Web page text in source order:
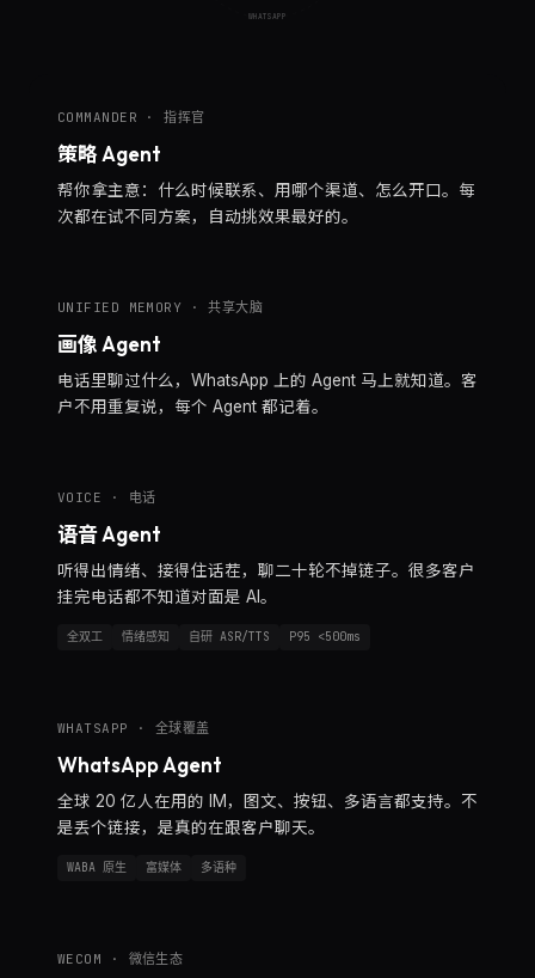
WHATSAPP
COMMANDER · 指挥官
策略 Agent
帮你拿主意：什么时候联系、用哪个渠道、怎么开口。每
次都在试不同方案，自动挑效果最好的。
UNIFIED MEMORY · 共享大脑
画像 Agent
电话里聊过什么，WhatsApp 上的 Agent 马上就知道。客
户不用重复说，每个 Agent 都记着。
VOICE · 电话
语音 Agent
听得出情绪、接得住话茬，聊二十轮不掉链子。很多客户
挂完电话都不知道对面是 AI。
全双工 情绪感知 自研 ASR/TTS P95 <500ms
WHATSAPP · 全球覆盖
WhatsApp Agent
全球 20 亿人在用的 IM，图文、按钮、多语言都支持。不
是丢个链接，是真的在跟客户聊天。
WABA 原生 富媒体 多语种
WECOM · 微信生态